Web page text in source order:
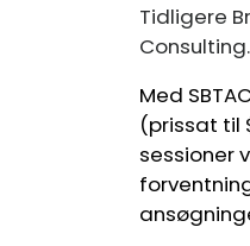
Tidligere
Med
(prissat til
sessioner